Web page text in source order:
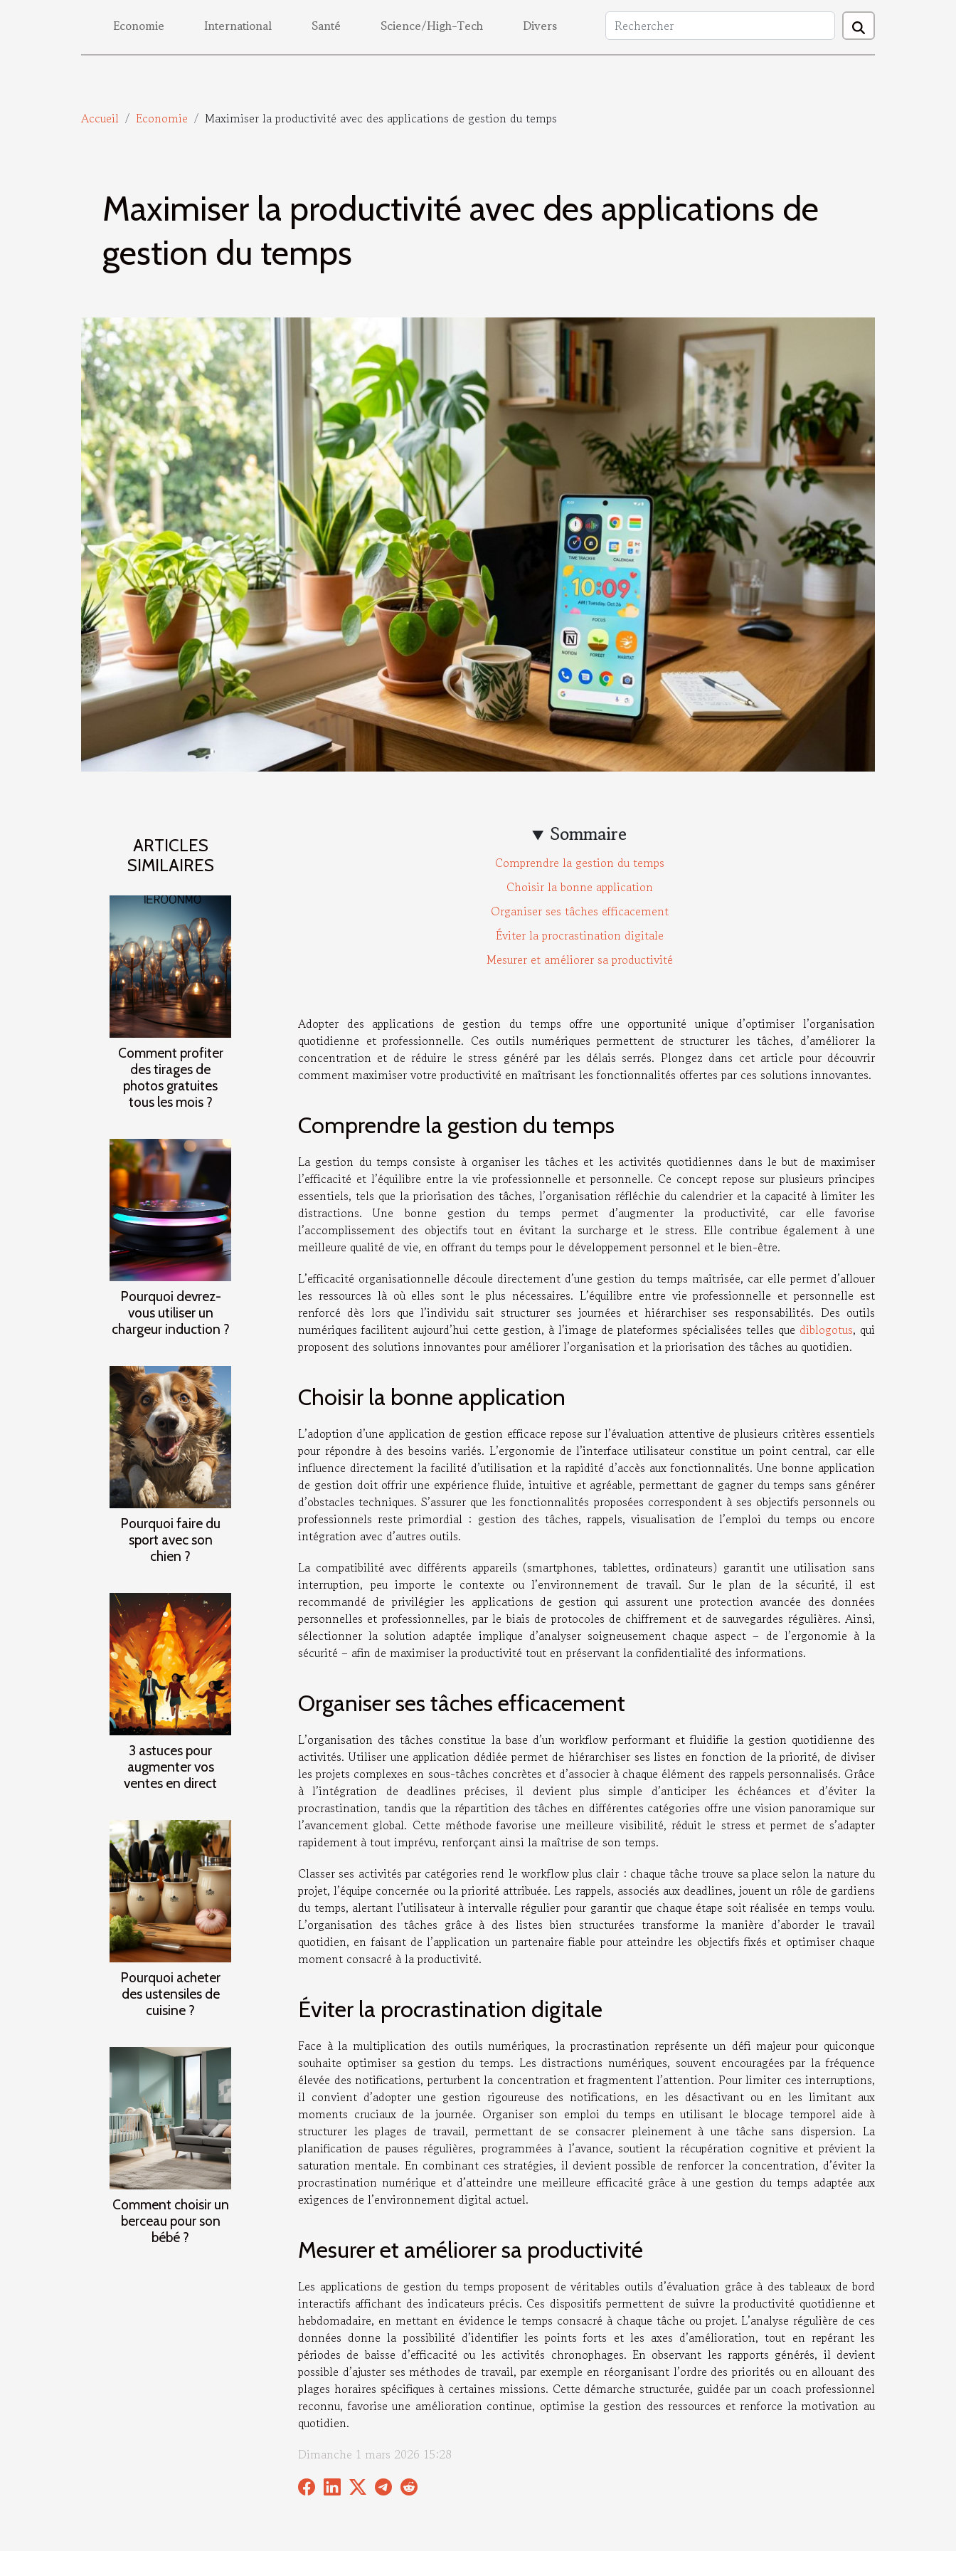
Economie International Santé Science/High-Tech Divers
Accueil Economie Maximiser la productivité avec des applications de gestion du temps
Maximiser la productivité avec des applications de
gestion du temps
ARTICLES
SIMILAIRES
Comment profiter
des tirages de
photos gratuites
tous les mois ?
Pourquoi devrez-
vous utiliser un
chargeur induction ?
Pourquoi faire du
sport avec son
chien ?
3 astuces pour
augmenter vos
ventes en direct
Pourquoi acheter
des ustensiles de
cuisine ?
Comment choisir un
berceau pour son
bébé ?
Sommaire
Comprendre la gestion du temps
Choisir la bonne application
Organiser ses tâches efficacement
Éviter la procrastination digitale
Mesurer et améliorer sa productivité
Adopter des applications de gestion du temps offre une opportunité unique d’optimiser l’organisation
quotidienne et professionnelle. Ces outils numériques permettent de structurer les tâches, d’améliorer la
concentration et de réduire le stress généré par les délais serrés. Plongez dans cet article pour découvrir
comment maximiser votre productivité en maîtrisant les fonctionnalités offertes par ces solutions innovantes.
Comprendre la gestion du temps
La gestion du temps consiste à organiser les tâches et les activités quotidiennes dans le but de maximiser
l’efficacité et l’équilibre entre la vie professionnelle et personnelle. Ce concept repose sur plusieurs principes
essentiels, tels que la priorisation des tâches, l’organisation réfléchie du calendrier et la capacité à limiter les
distractions. Une bonne gestion du temps permet d’augmenter la productivité, car elle favorise
l’accomplissement des objectifs tout en évitant la surcharge et le stress. Elle contribue également à une
meilleure qualité de vie, en offrant du temps pour le développement personnel et le bien-être.
L’efficacité organisationnelle découle directement d’une gestion du temps maîtrisée, car elle permet d’allouer
les ressources là où elles sont le plus nécessaires. L’équilibre entre vie professionnelle et personnelle est
renforcé dès lors que l’individu sait structurer ses journées et hiérarchiser ses responsabilités. Des outils
numériques facilitent aujourd’hui cette gestion, à l’image de plateformes spécialisées telles que diblogotus, qui
proposent des solutions innovantes pour améliorer l’organisation et la priorisation des tâches au quotidien.
Choisir la bonne application
L’adoption d’une application de gestion efficace repose sur l’évaluation attentive de plusieurs critères essentiels
pour répondre à des besoins variés. L’ergonomie de l’interface utilisateur constitue un point central, car elle
influence directement la facilité d’utilisation et la rapidité d’accès aux fonctionnalités. Une bonne application
de gestion doit offrir une expérience fluide, intuitive et agréable, permettant de gagner du temps sans générer
d’obstacles techniques. S’assurer que les fonctionnalités proposées correspondent à ses objectifs personnels ou
professionnels reste primordial : gestion des tâches, rappels, visualisation de l’emploi du temps ou encore
intégration avec d’autres outils.
La compatibilité avec différents appareils (smartphones, tablettes, ordinateurs) garantit une utilisation sans
interruption, peu importe le contexte ou l’environnement de travail. Sur le plan de la sécurité, il est
recommandé de privilégier les applications de gestion qui assurent une protection avancée des données
personnelles et professionnelles, par le biais de protocoles de chiffrement et de sauvegardes régulières. Ainsi,
sélectionner la solution adaptée implique d’analyser soigneusement chaque aspect – de l’ergonomie à la
sécurité – afin de maximiser la productivité tout en préservant la confidentialité des informations.
Organiser ses tâches efficacement
L’organisation des tâches constitue la base d’un workflow performant et fluidifie la gestion quotidienne des
activités. Utiliser une application dédiée permet de hiérarchiser ses listes en fonction de la priorité, de diviser
les projets complexes en sous-tâches concrètes et d’associer à chaque élément des rappels personnalisés. Grâce
à l’intégration de deadlines précises, il devient plus simple d’anticiper les échéances et d’éviter la
procrastination, tandis que la répartition des tâches en différentes catégories offre une vision panoramique sur
l’avancement global. Cette méthode favorise une meilleure visibilité, réduit le stress et permet de s’adapter
rapidement à tout imprévu, renforçant ainsi la maîtrise de son temps.
Classer ses activités par catégories rend le workflow plus clair : chaque tâche trouve sa place selon la nature du
projet, l’équipe concernée ou la priorité attribuée. Les rappels, associés aux deadlines, jouent un rôle de gardiens
du temps, alertant l’utilisateur à intervalle régulier pour garantir que chaque étape soit réalisée en temps voulu.
L’organisation des tâches grâce à des listes bien structurées transforme la manière d’aborder le travail
quotidien, en faisant de l’application un partenaire fiable pour atteindre les objectifs fixés et optimiser chaque
moment consacré à la productivité.
Éviter la procrastination digitale
Face à la multiplication des outils numériques, la procrastination représente un défi majeur pour quiconque
souhaite optimiser sa gestion du temps. Les distractions numériques, souvent encouragées par la fréquence
élevée des notifications, perturbent la concentration et fragmentent l’attention. Pour limiter ces interruptions,
il convient d’adopter une gestion rigoureuse des notifications, en les désactivant ou en les limitant aux
moments cruciaux de la journée. Organiser son emploi du temps en utilisant le blocage temporel aide à
structurer les plages de travail, permettant de se consacrer pleinement à une tâche sans dispersion. La
planification de pauses régulières, programmées à l’avance, soutient la récupération cognitive et prévient la
saturation mentale. En combinant ces stratégies, il devient possible de renforcer la concentration, d’éviter la
procrastination numérique et d’atteindre une meilleure efficacité grâce à une gestion du temps adaptée aux
exigences de l’environnement digital actuel.
Mesurer et améliorer sa productivité
Les applications de gestion du temps proposent de véritables outils d’évaluation grâce à des tableaux de bord
interactifs affichant des indicateurs précis. Ces dispositifs permettent de suivre la productivité quotidienne et
hebdomadaire, en mettant en évidence le temps consacré à chaque tâche ou projet. L’analyse régulière de ces
données donne la possibilité d’identifier les points forts et les axes d’amélioration, tout en repérant les
périodes de baisse d’efficacité ou les activités chronophages. En observant les rapports générés, il devient
possible d’ajuster ses méthodes de travail, par exemple en réorganisant l’ordre des priorités ou en allouant des
plages horaires spécifiques à certaines missions. Cette démarche structurée, guidée par un coach professionnel
reconnu, favorise une amélioration continue, optimise la gestion des ressources et renforce la motivation au
quotidien.
Dimanche 1 mars 2026 15:28